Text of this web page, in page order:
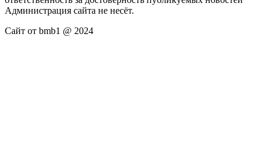
Администрация сайта не несёт.
Сайт от bmb1 @ 2024